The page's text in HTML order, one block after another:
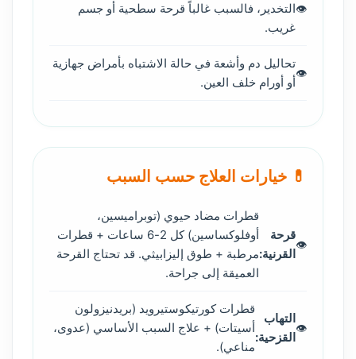
التخدير، فالسبب غالباً قرحة سطحية أو جسم
غريب.
تحاليل دم وأشعة في حالة الاشتباه بأمراض جهازية
أو أورام خلف العين.
💊 خيارات العلاج حسب السبب
قرحة
القرنية:
قطرات مضاد حيوي (توبراميسين،
أوفلوكساسين) كل 2-6 ساعات + قطرات
مرطبة + طوق إليزابيثي. قد تحتاج القرحة
العميقة إلى جراحة.
التهاب
القزحية:
قطرات كورتيكوستيرويد (بريدنيزولون
أسيتات) + علاج السبب الأساسي (عدوى،
مناعي).